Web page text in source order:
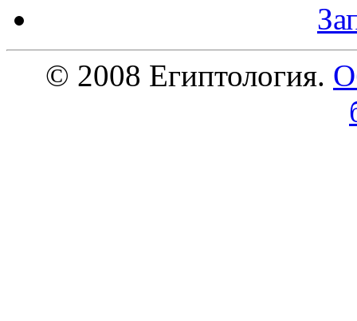
© 2008 Египтология.